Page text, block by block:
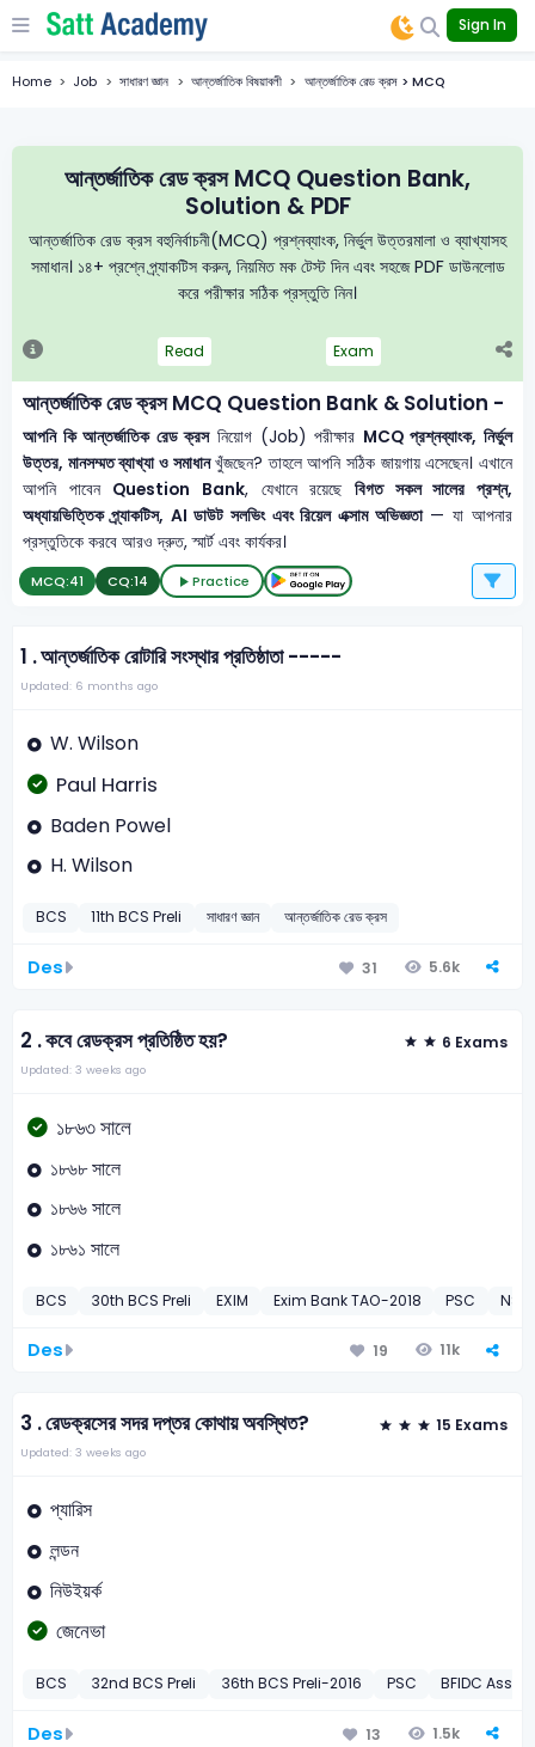
Sign In
Home Job সাধারণ জ্ঞান আন্তর্জাতিক বিষয়াবলী আন্তর্জাতিক রেড ক্রস > MCQ
আন্তর্জাতিক রেড ক্রস MCQ Question Bank,
Solution & PDF
আন্তর্জাতিক রেড ক্রস বহুনির্বাচনী(MCQ) প্রশ্নব্যাংক, নির্ভুল উত্তরমালা ও ব্যাখ্যাসহ
সমাধান। ১৪+ প্রশ্নে প্র্যাকটিস করুন, নিয়মিত মক টেস্ট দিন এবং সহজে PDF ডাউনলোড
করে পরীক্ষার সঠিক প্রস্তুতি নিন।
Read Exam
আন্তর্জাতিক রেড ক্রস MCQ Question Bank & Solution -
আপনি কি আন্তর্জাতিক রেড ক্রসনিয়োগ (Job) পরীক্ষার MCQ প্রশ্নব্যাংক, নির্ভুল
উত্তর, মানসম্মত ব্যাখ্যা ও সমাধানখুঁজছেন? তাহলে আপনি সঠিক জায়গায় এসেছেন। এখানে
আপনি পাবেন Question Bank, যেখানে রয়েছে বিগত সকল সালের প্রশ্ন,
অধ্যায়ভিত্তিক প্র্যাকটিস, AI ডাউট সলভিং এবং রিয়েল এক্সাম অভিজ্ঞতা— যা আপনার
প্রস্তুতিকে করবে আরও দ্রুত, স্মার্ট এবং কার্যকর।
MCQ:41 CQ:14 Practice
1 .আন্তর্জাতিক রোটারি সংস্থার প্রতিষ্ঠাতা -----
Updated: 6 months ago
W. Wilson
Paul Harris
Baden Powel
H. Wilson
BCS 11th BCS Preli সাধারণ জ্ঞান আন্তর্জাতিক রেড ক্রস
Des 31 5.6k
2 .কবে রেডক্রস প্রতিষ্ঠিত হয়? 6 Exams
Updated: 3 weeks ago
১৮৬৩ সালে
১৮৬৮ সালে
১৮৬৬ সালে
১৮৬১ সালে
BCS 30th BCS Preli EXIM Exim Bank TAO-2018 PSC NSI
Des 19 11k
3 .রেডক্রসের সদর দপ্তর কোথায় অবস্থিত? 15 Exams
Updated: 3 weeks ago
প্যারিস
লন্ডন
নিউইয়র্ক
জেনেভা
BCS 32nd BCS Preli 36th BCS Preli-2016 PSC BFIDC
Des 13 1.5k